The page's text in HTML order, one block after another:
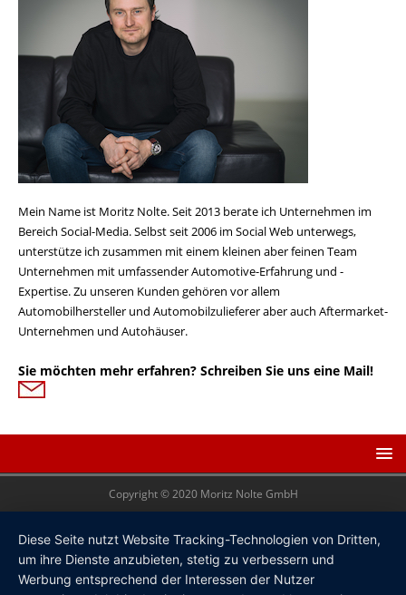
Mein Name ist Moritz Nolte. Seit 2013 berate ich Unternehmen im
Bereich Social-Media. Selbst seit 2006 im Social Web unterwegs,
unterstütze ich zusammen mit einem kleinen aber feinen Team
Unternehmen mit umfassender Automotive-Erfahrung und -
Expertise. Zu unseren Kunden gehören vor allem
Automobilhersteller und Automobilzulieferer aber auch Aftermarket-
Unternehmen und Autohäuser.
Sie möchten mehr erfahren? Schreiben Sie uns eine Mail!
Copyright © 2020 Moritz Nolte GmbH
Diese Seite nutzt Website Tracking-Technologien von Dritten,
um ihre Dienste anzubieten, stetig zu verbessern und
Werbung entsprechend der Interessen der Nutzer